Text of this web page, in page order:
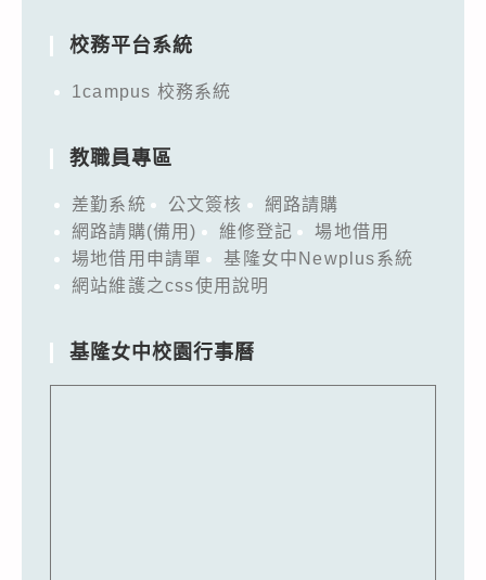
校務平台系統
1campus 校務系統
教職員專區
差勤系統 公文簽核
網路請購
網路請購(備用)
維修登記
場地借用
場地借用申請單
基隆女中Newplus系統
網站維護之css使用說明
基隆女中校園行事曆